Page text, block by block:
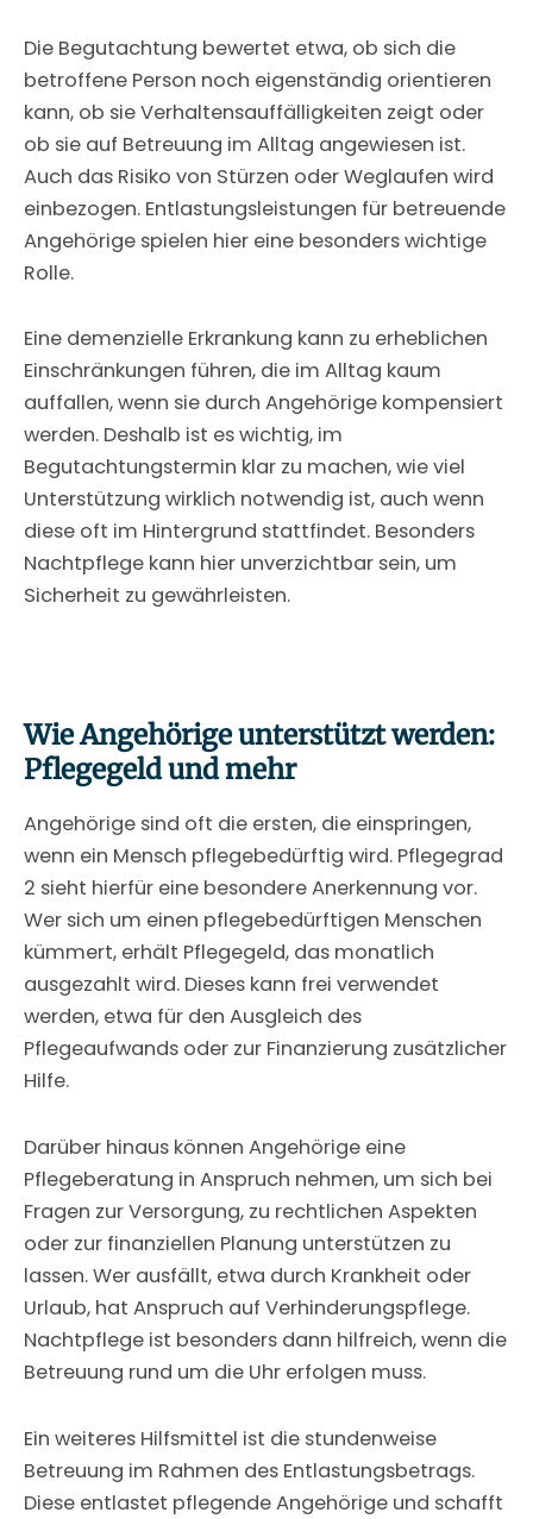
Die Begutachtung bewertet etwa, ob sich die
betroffene Person noch eigenständig orientieren
kann, ob sie Verhaltensauffälligkeiten zeigt oder
ob sie auf Betreuung im Alltag angewiesen ist.
Auch das Risiko von Stürzen oder Weglaufen wird
einbezogen. Entlastungsleistungen für betreuende
Angehörige spielen hier eine besonders wichtige
Rolle.
Eine demenzielle Erkrankung kann zu erheblichen
Einschränkungen führen, die im Alltag kaum
auffallen, wenn sie durch Angehörige kompensiert
werden. Deshalb ist es wichtig, im
Begutachtungstermin klar zu machen, wie viel
Unterstützung wirklich notwendig ist, auch wenn
diese oft im Hintergrund stattfindet. Besonders
Nachtpflege kann hier unverzichtbar sein, um
Sicherheit zu gewährleisten.
Wie Angehörige unterstützt werden:
Pflegegeld und mehr
Angehörige sind oft die ersten, die einspringen,
wenn ein Mensch pflegebedürftig wird. Pflegegrad
2 sieht hierfür eine besondere Anerkennung vor.
Wer sich um einen pflegebedürftigen Menschen
kümmert, erhält Pflegegeld, das monatlich
ausgezahlt wird. Dieses kann frei verwendet
werden, etwa für den Ausgleich des
Pflegeaufwands oder zur Finanzierung zusätzlicher
Hilfe.
Darüber hinaus können Angehörige eine
Pflegeberatung in Anspruch nehmen, um sich bei
Fragen zur Versorgung, zu rechtlichen Aspekten
oder zur finanziellen Planung unterstützen zu
lassen. Wer ausfällt, etwa durch Krankheit oder
Urlaub, hat Anspruch auf Verhinderungspflege.
Nachtpflege ist besonders dann hilfreich, wenn die
Betreuung rund um die Uhr erfolgen muss.
Ein weiteres Hilfsmittel ist die stundenweise
Betreuung im Rahmen des Entlastungsbetrags.
Diese entlastet pflegende Angehörige und schafft